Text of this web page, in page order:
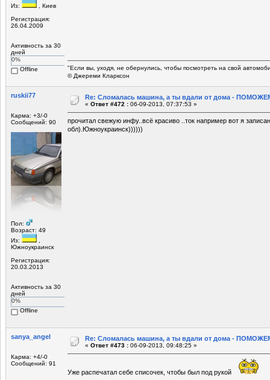
Из:
, Киев
Регистрация:
26.04.2009
Активность за 30
дней
0%
Offline
"Если вы, уходя, не обернулись, чтобы посмотреть на свой
© Джереми Кларксон
ruskii77
Карма: +3/-0
Сообщений: 90
Пол:
Возраст: 49
Из:
Южноукраинск
Регистрация:
20.03.2013
Активность за 30
дней
0%
Offline
Re: Сломалась машина, а ты вдали от дома -
« Ответ #472 : 06-09-2013, 07:37:53 »
прочитал свежую инфу..всё красиво ..ток например вот я
обл).Южноукраинск))))))
sanya_angel
Карма: +4/-0
Сообщений: 91
Re: Сломалась машина, а ты вдали от дома -
« Ответ #473 : 06-09-2013, 09:48:25 »
Уже распечатал себе списочек, чтобы был под рукой